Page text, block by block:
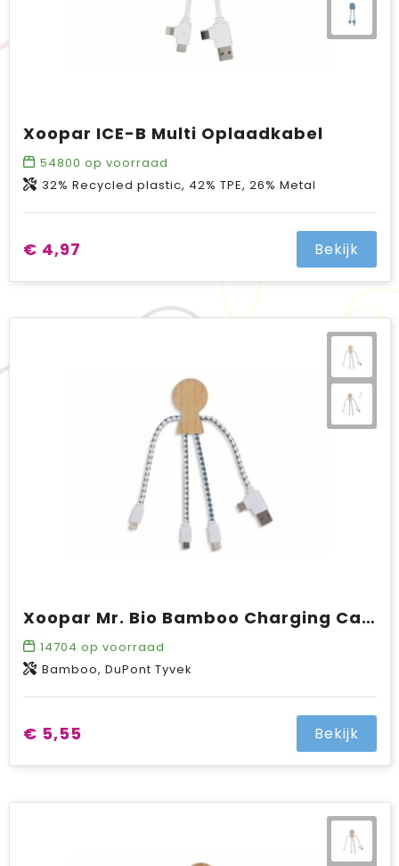
Xoopar ICE-B Multi Oplaadkabel
54800 op voorraad
32% Recycled plastic, 42% TPE, 26% Metal
€ 4,97 Bekijk
Xoopar Mr. Bio Bamboo Charging Cable
14704 op voorraad
Bamboo, DuPont Tyvek
€ 5,55 Bekijk